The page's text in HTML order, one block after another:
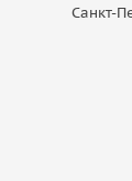
Санкт-